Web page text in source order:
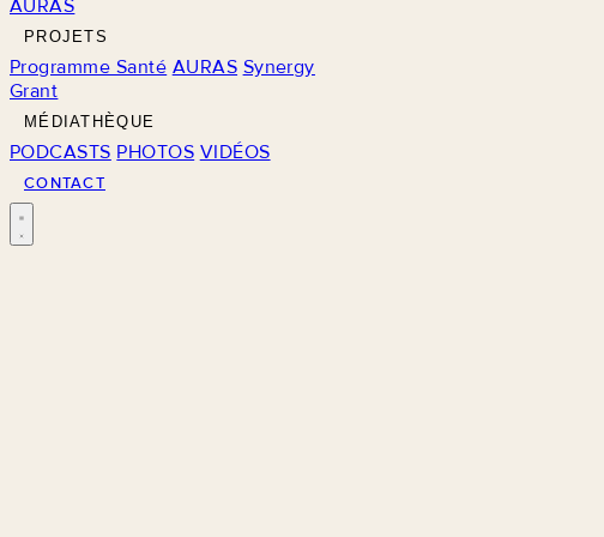
AURAS
PROJETS
Programme Santé AURAS Synergy
Grant
MÉDIATHÈQUE
PODCASTS PHOTOS VIDÉOS
CONTACT